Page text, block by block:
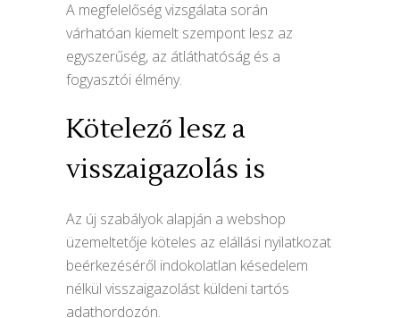
A megfelelőség vizsgálata során
várhatóan kiemelt szempont lesz az
egyszerűség, az átláthatóság és a
fogyasztói élmény.
Kötelező lesz a
visszaigazolás is
Az új szabályok alapján a webshop
üzemeltetője köteles az elállási nyilatkozat
beérkezéséről indokolatlan késedelem
nélkül visszaigazolást küldeni tartós
adathordozón.